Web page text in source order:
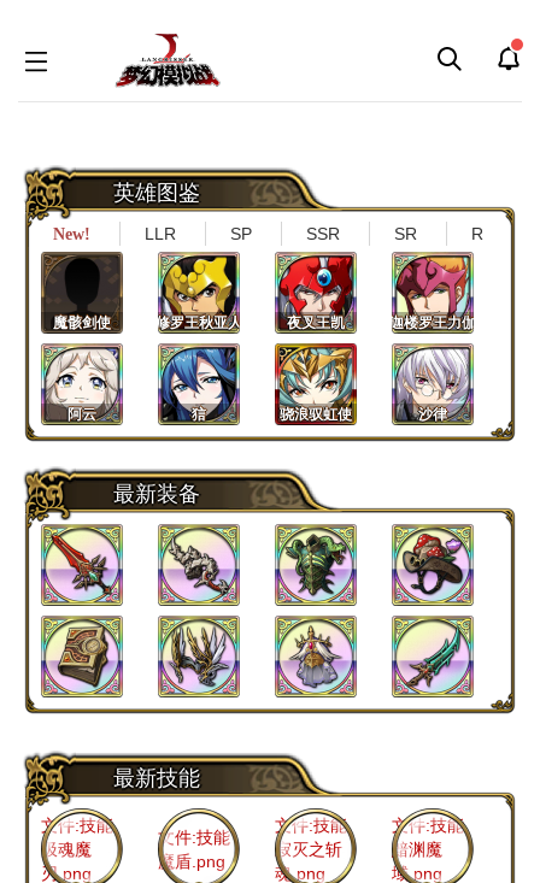
导
航
搜
索
英雄图鉴
New! LLR SP SSR SR R
魔骸剑使 修罗王秋亚人 夜叉王凯 迦楼罗王力伽
阿云 狺 骁浪驭虹使 沙律
雅希 迪波威 相羽新也 相羽美雪
奥拉 兰卡 初真泽瑞达 穆宁
达奇 琳
最新装备
最新技能
文件:技能
汲魂魔
刃.png
文件:技能
魔盾.png
文件:技能
寂灭之斩
魂.png
文件:技能
黯渊魔
域.png